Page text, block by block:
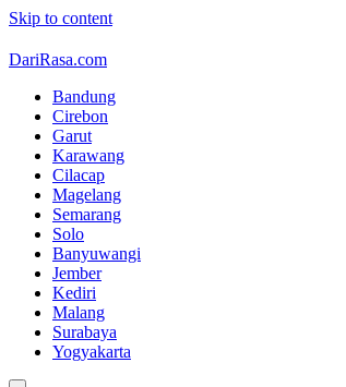
Skip to content
DariRasa.com
Bandung
Cirebon
Garut
Karawang
Cilacap
Magelang
Semarang
Solo
Banyuwangi
Jember
Kediri
Malang
Surabaya
Yogyakarta